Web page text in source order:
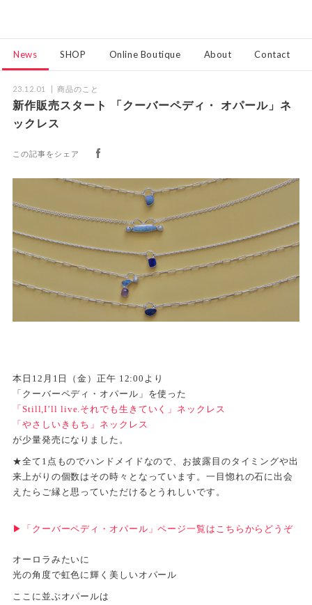
News SHOP Online Boutique About Contact
23.12.01 商品のこと
新作販売スタート 「クーバーペディ・ オパール」ネ
ックレス
この記事をシェア
本日12月1日（金）正午 12:00より
「クーバーペディ・オパール」を使った
「Still,I’ll live.それでも生きていく」ネックレス
「やさしいきもち」ネックレス
が少量発売になりました。
★全て1点ものでハンドメイドなので、お披露目のタイミングや出
来上がりの個数はその時々となっています。一目惚れの石に出会
えたらご縁と思っていただけるとうれしいです。
▶︎「クーバーペディ・オパール」ページ一覧はこちらからどうぞ
オーロラみたいに
光の角度で虹色に輝く美しいオパール
ここに並ぶオパールは